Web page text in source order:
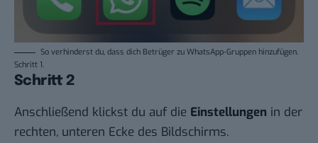
So verhinderst du, dass dich Betrüger zu WhatsApp-Gruppen hinzufügen.
Schritt 1.
Schritt 2
Anschließend klickst du auf die Einstellungen in der
rechten, unteren Ecke des Bildschirms.